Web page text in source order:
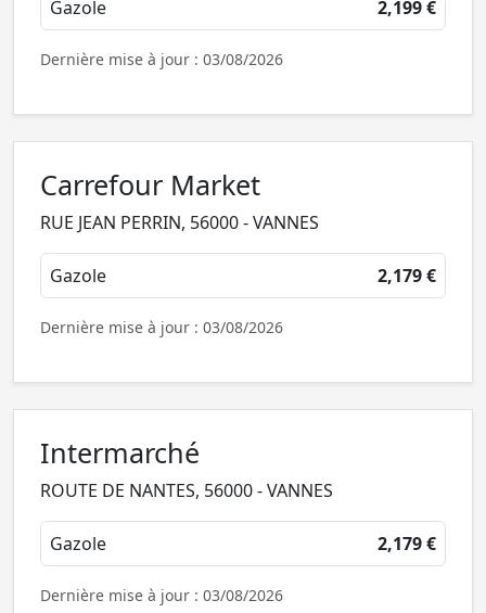
Gazole 2,199 €
Dernière mise à jour : 03/08/2026
Carrefour Market
RUE JEAN PERRIN, 56000 - VANNES
Gazole 2,179 €
Dernière mise à jour : 03/08/2026
Intermarché
ROUTE DE NANTES, 56000 - VANNES
Gazole 2,179 €
Dernière mise à jour : 03/08/2026